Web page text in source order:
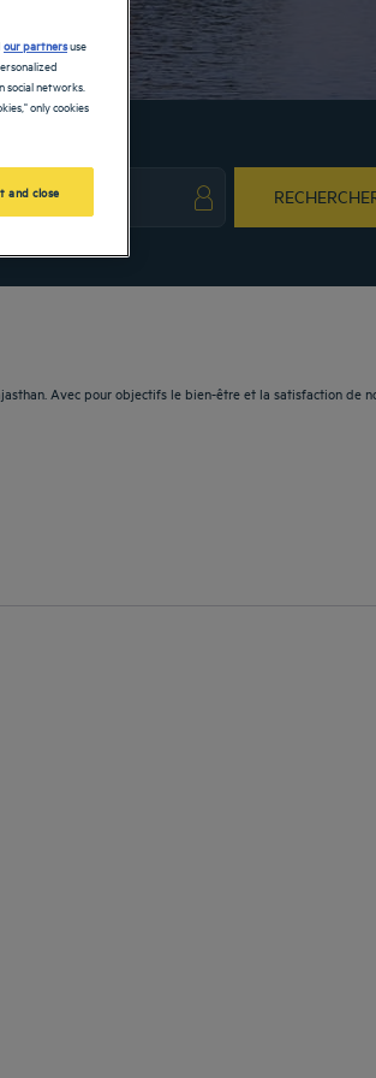
Avec pour objectifs le bien-être et la satisfaction de
our partnersuse
networks.
only cookies
and close